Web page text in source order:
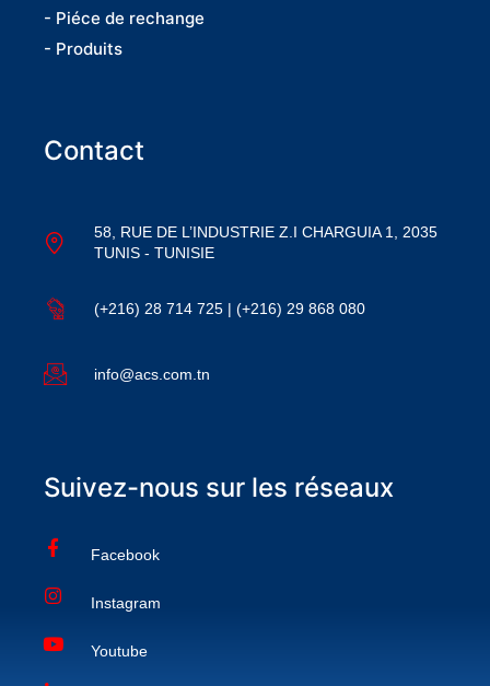
- Piéce de rechange
- Produits
Contact
58, RUE DE L’INDUSTRIE Z.I CHARGUIA 1, 2035
TUNIS - TUNISIE
(+216) 28 714 725 | (+216) 29 868 080
info@acs.com.tn
Suivez-nous sur les réseaux
Facebook
Instagram
Youtube